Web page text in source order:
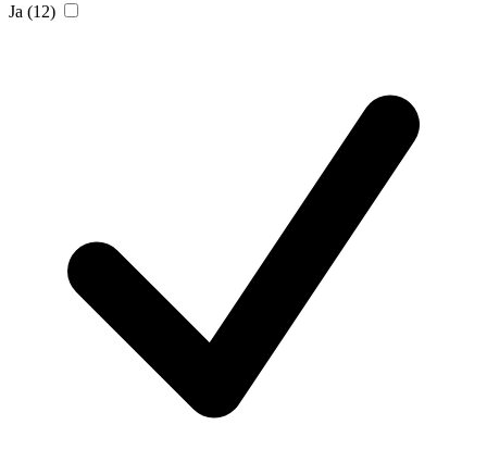
Ja (12)